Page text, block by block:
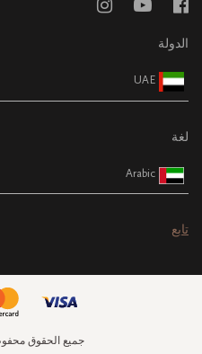
الدولة
UAE
لغة
Arabic
تابع
جميع الحقوق محفوظة